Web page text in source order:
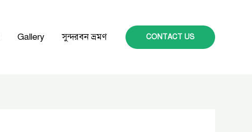
Gallery সুন্দরবন ভ্রমণ CONTACT US